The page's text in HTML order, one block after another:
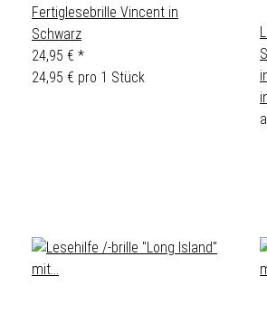
Fertiglesebrille Vincent in
Schwarz
24,95 € *
24,95 € pro 1 Stück